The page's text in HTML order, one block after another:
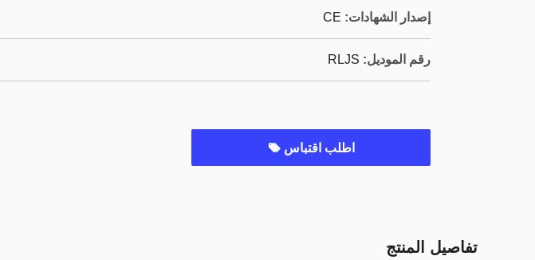
إصدار الشهادات: CE
رقم الموديل: RLJS
اطلب اقتباس
تفاصيل المنتج